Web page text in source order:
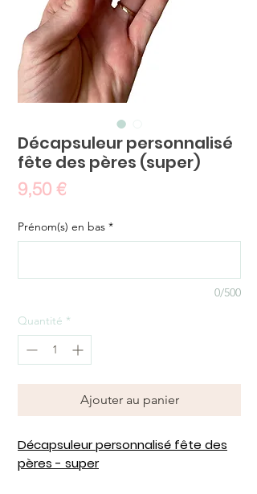
Décapsuleur personnalisé
fête des pères (super)
9,50 €Prix
Prénom(s) en bas *
0/500
Quantité *
Ajouter au panier
Décapsuleur personnalisé fête des
pères - super